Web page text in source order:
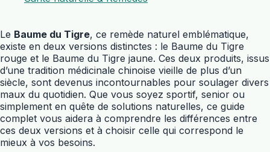
Le Baume du Tigre, ce remède naturel emblématique,
existe en deux versions distinctes : le Baume du Tigre
rouge et le Baume du Tigre jaune. Ces deux produits, issus
d’une tradition médicinale chinoise vieille de plus d’un
siècle, sont devenus incontournables pour soulager divers
maux du quotidien. Que vous soyez sportif, senior ou
simplement en quête de solutions naturelles, ce guide
complet vous aidera à comprendre les différences entre
ces deux versions et à choisir celle qui correspond le
mieux à vos besoins.